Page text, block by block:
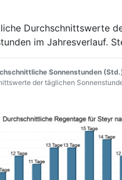
Sonnenstunden
der täglichen